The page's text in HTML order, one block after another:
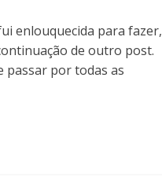
enlouquecida para fazer,
de outro post.
passar por todas as